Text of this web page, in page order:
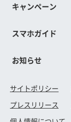
キャンペーン
スマホガイド
お知らせ
サイトポリシー
プレスリリース